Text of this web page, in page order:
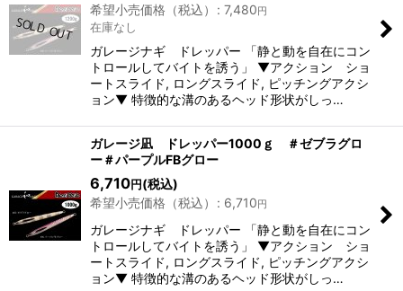
希望小売価格（税込）
: 7,480円
在庫なし
ガレージナギ ドレッパー 「静と動を自在にコン
トロールしてバイトを誘う」 ▼アクション ショ
ートスライド, ロングスライド, ピッチングアクシ
ョン▼ 特徴的な溝のあるヘッド形状がしっ…
ガレージ凪 ドレッパー1000ｇ ＃ゼブラグロ
ー＃パープルFBグロー
6,710円(税込)
希望小売価格（税込）
: 6,710円
ガレージナギ ドレッパー 「静と動を自在にコン
トロールしてバイトを誘う」 ▼アクション ショ
ートスライド, ロングスライド, ピッチングアクシ
ョン▼ 特徴的な溝のあるヘッド形状がしっ…